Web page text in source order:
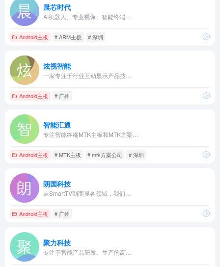
晨芯时代
AI机器人、专业视像、智能终端…
Android主板 # ARM主板 # 深圳
炫视智能
一家专注于行业互动显示产品技…
Android主板 # 广州
智能汇通
专注智能终端MTK主板和MTK方案…
Android主板 # MTK主板 # mtk方案公司 # 深圳
朗国科技
从SmartTV到商显各领域，我们…
Android主板 # 广州
聚力科技
专注于智能产品研发、生产的高…